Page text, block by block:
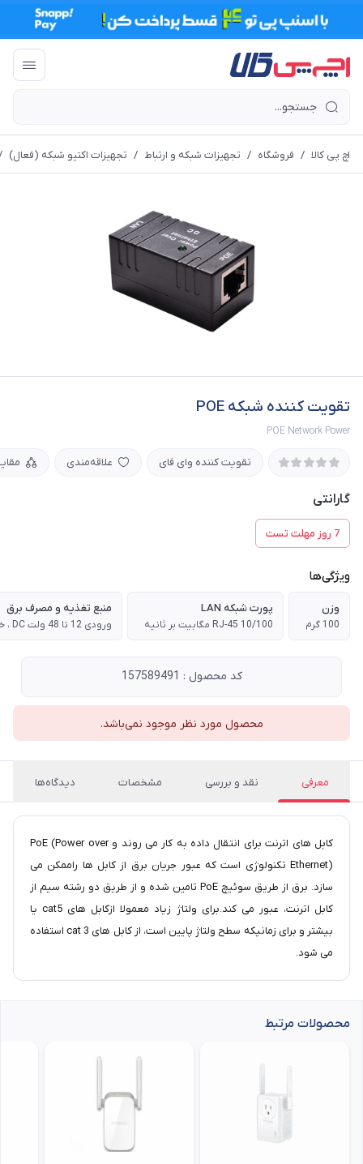
اچ پی کالا / فروشگاه / تجهیزات شبکه و ارتباط / تجهیزات اکتیو شبکه (فعال)
تقویت کننده شبکه POE
POE Network Power
تقویت کننده وای فای علاقه‌مندی
گارانتی
7 روز مهلت تست
ویژگی‌ها
وزن
100 گرم
پورت شبکه LAN
RJ-45 10/100 مگابیت بر ثانیه
منبع تغذیه و مصرف برق
کد محصول : 157589491
محصول مورد نظر موجود نمی‌باشد.
معرفی نقد و بررسی مشخصات دیدگاه‌ها
کابل های اترنت برای انتقال داده به کار می روند و PoE (Power over
Ethernet) تکنولوژی است که عبور جریان برق از کابل ها راممکن می
سازد. برق از طریق سوئیچ PoE تامین شده و از طریق دو رشته سیم از
کابل اترنت، عبور می کند.برای ولتاژ زیاد معمولا ازکابل های cat5 یا
بیشتر و برای زمانیکه سطح ولتاژ پایین است، از کابل های cat 3 استفاده
می شود.
محصولات مرتبط